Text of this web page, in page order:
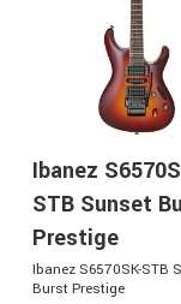
Ibanez
STB Sunset
Prestige
Ibanez S6570SK-STB
Burst Prestige